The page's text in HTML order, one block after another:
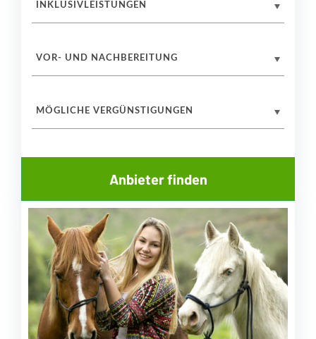
INKLUSIVLEISTUNGEN
VOR- UND NACHBEREITUNG
MÖGLICHE VERGÜNSTIGUNGEN